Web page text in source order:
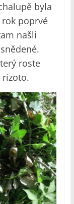
byla
poprvé
našli
roste
rizoto.